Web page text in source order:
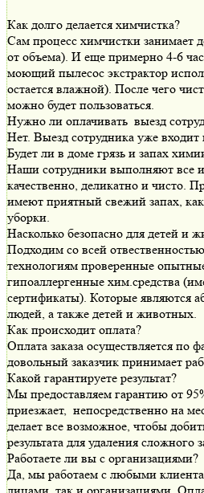
Как долго делается химчистка?
Сам процесс химчистки занимает
от объема). И еще примерно 4-6
моющий пылесос экстрактор
остается влажной). После чего
можно будет пользоваться.
Нужно ли оплачивать выезд
Нет. Выезд сотрудника уже входит
Будет ли в доме грязь и запах
Наши сотрудники выполняют все
качественно, деликатно и чисто.
имеют приятный свежий запах,
уборки.
Насколько безопасно для детей и
Подходим со всей
технологиям проверенные
гипоаллергенные хим.средства
сертификаты). Которые являются
людей, а также детей и животных.
Как происходит оплата?
Оплата заказа осуществляется по
довольный заказчик принимает
Какой гарантируете результат?
Мы предоставляем гарантию от
приезжает, непосредственно на
делает все возможное, чтобы
результата для удаления сложного
Работаете ли вы с организациями?
Да, мы работаем с любыми